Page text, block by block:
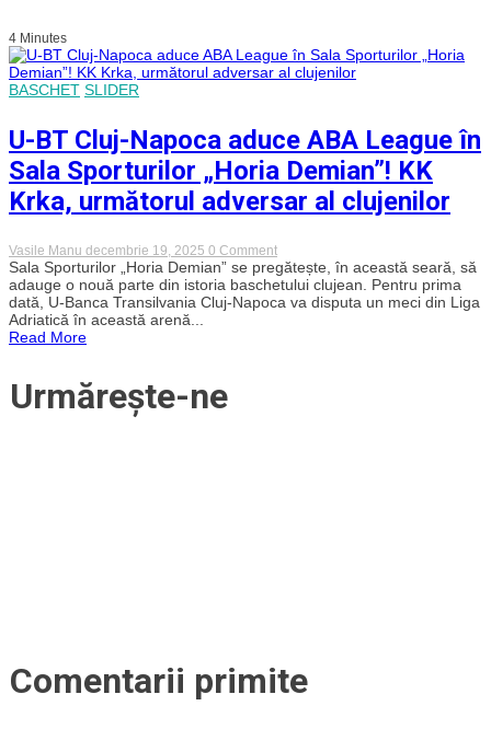
4 Minutes
BASCHET SLIDER
U-BT Cluj-Napoca aduce ABA League în
Sala Sporturilor „Horia Demian”! KK
Krka, următorul adversar al clujenilor
Vasile Manu decembrie 19, 2025 0 Commenton
U-
BT
Cluj-
Napoca
Sala Sporturilor „Horia Demian” se pregătește, în această seară, să
adauge o nouă parte din istoria baschetului clujean. Pentru prima
dată, U-Banca Transilvania Cluj-Napoca va disputa un meci din Liga
Adriatică în această arenă...
Read More
Urmărește-ne
Comentarii primite